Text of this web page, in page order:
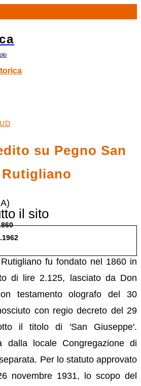
il sito
su Pegno San
fu fondato nel 1860 in
di lire 2.125, lasciato da Don
testamento olografo del 30
con regio decreto del 29
il titolo di 'San Giuseppe'.
dalla locale Congregazione di
Per lo statuto approvato
novembre 1931, lo scopo del